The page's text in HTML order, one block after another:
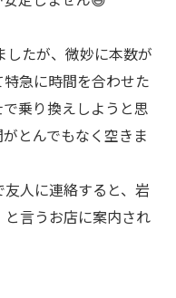
したが、微妙に本数が
急に時間を合わせた
乗り換えしようと思
とんでもなく空きま
人に連絡すると、岩
言うお店に案内され